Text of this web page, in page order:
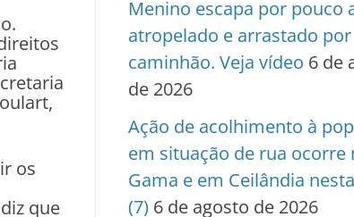
os
que
Menino escapa por pouco
atropelado e arrastado por
caminhão. Veja vídeo 6 de
de 2026
Ação de acolhimento à
em situação de rua ocorre
Gama e em Ceilândia
(7) 6 de agosto de 2026